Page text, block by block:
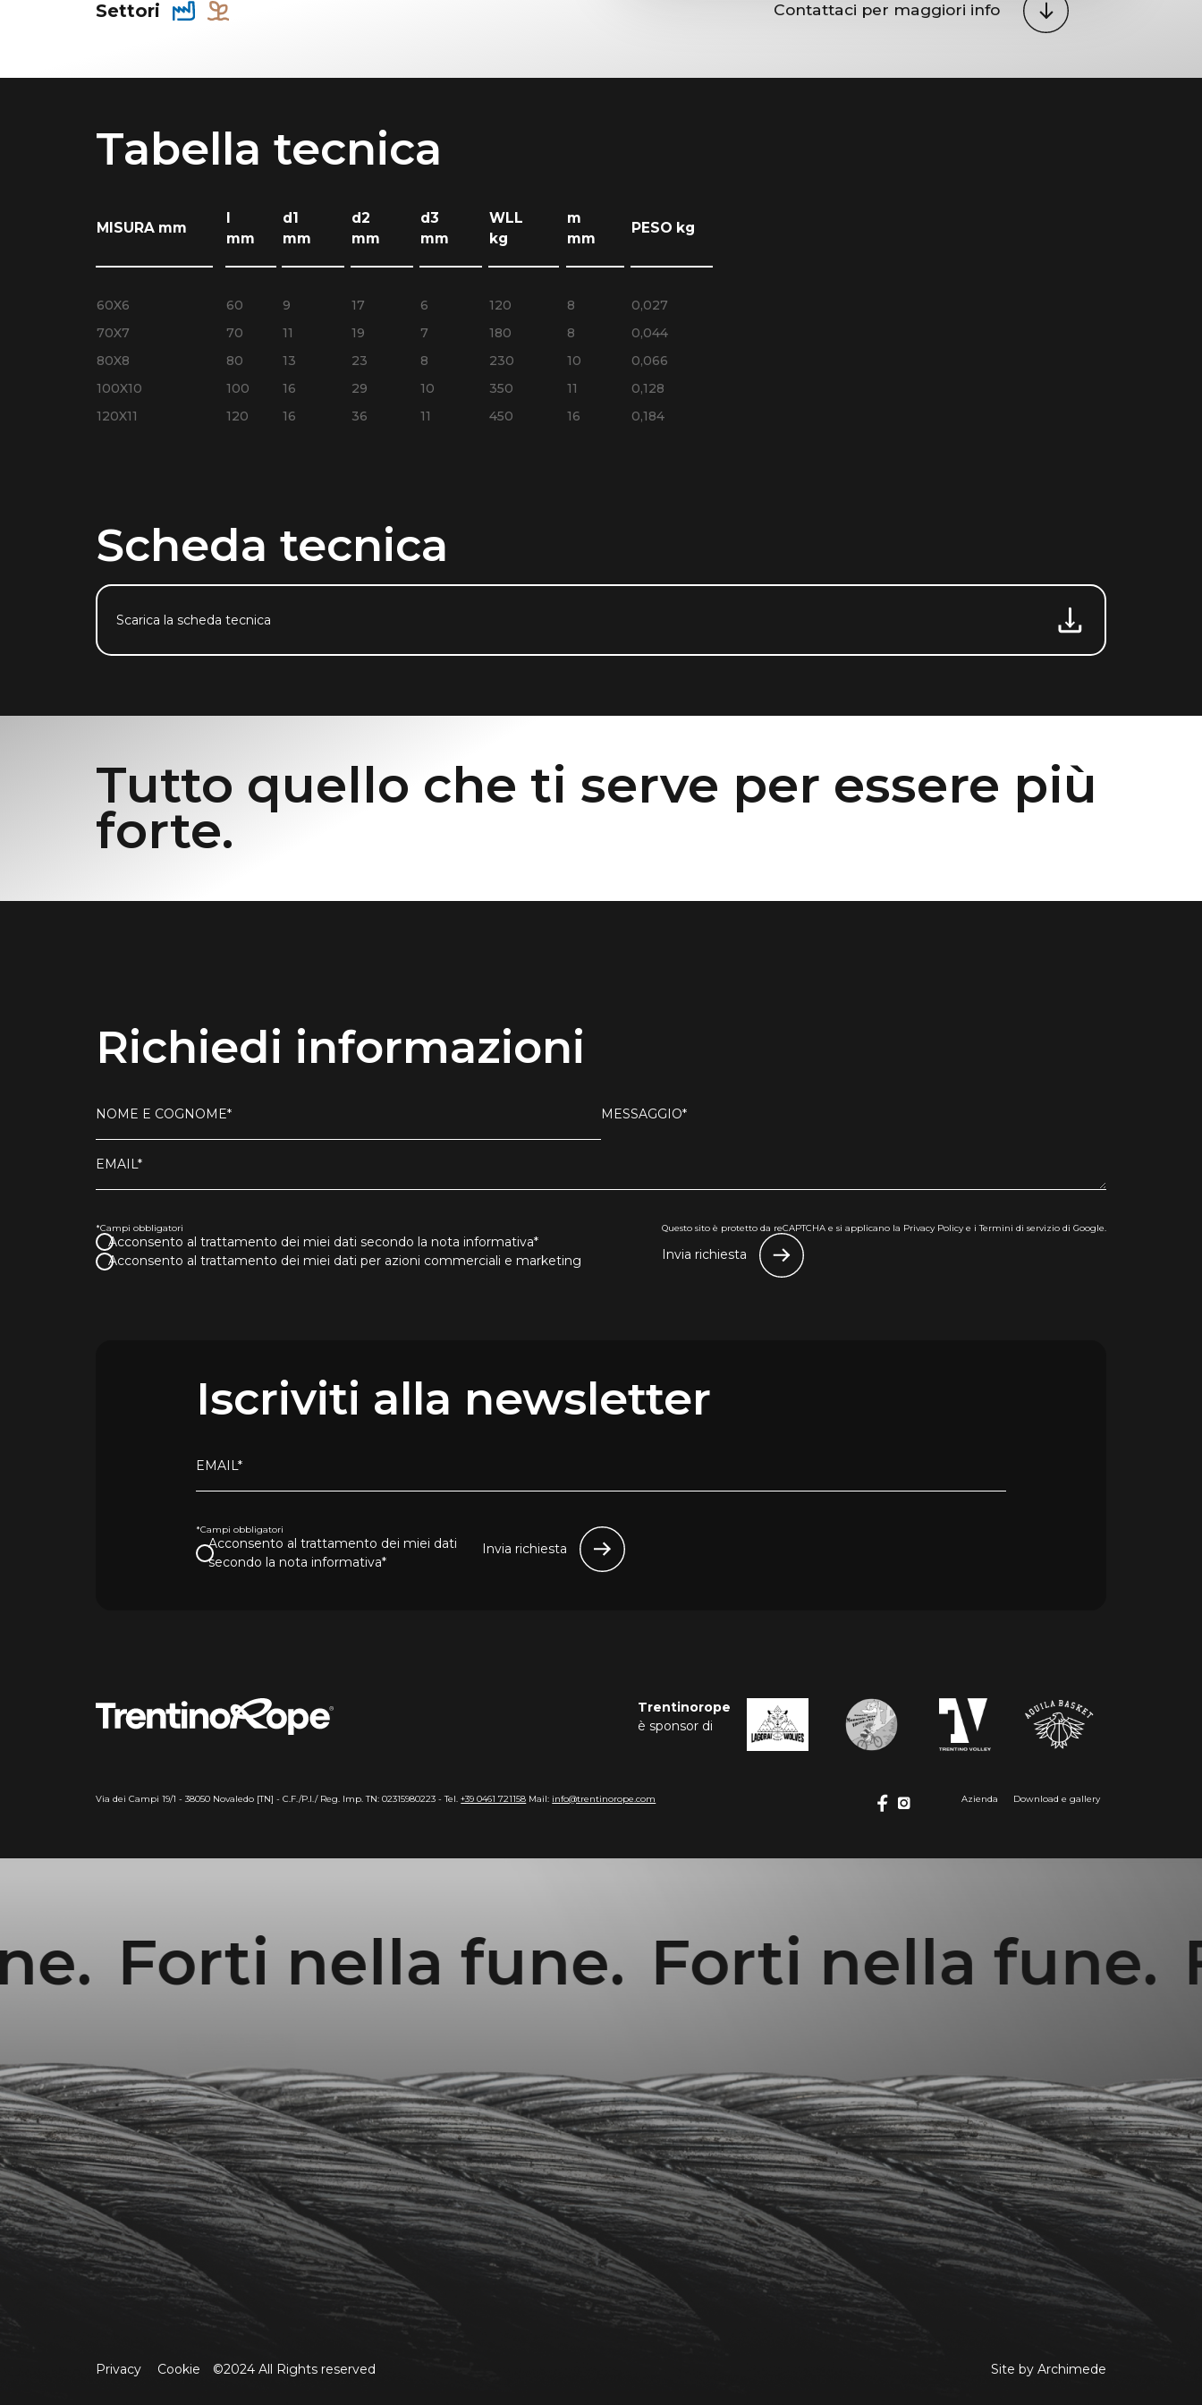
Settori Contattaci per maggiori info
Tabella tecnica
MISURA mm
l
mm
d1
mm
d2
mm
d3
mm
WLL
kg
m
mm
PESO kg
60X6 60 9 17 6 120 8
0,027
70X7
70 11 19 7 180 8
0,044
80X8
80 13 23 8 230 10
0,066
100X10
100 16 29 10 350 11
0,128
120X11
120 16 36 11 450 16 0,184
Scheda tecnica
Scarica la scheda tecnica
Tutto quello che ti serve per essere più
forte.
Richiedi informazioni
NOME E COGNOME*
EMAIL*
MESSAGGIO*
*Campi obbligatori
Acconsento al trattamento dei miei dati secondo la nota informativa*
Acconsento al trattamento dei miei dati per azioni commerciali e marketing
Questo sito è protetto da reCAPTCHA e si applicano la Privacy Policy e i Termini di servizio di Google.
Invia richiesta
Iscriviti alla newsletter
EMAIL*
*Campi obbligatori
Acconsento al trattamento dei miei dati
secondo la nota informativa*
Invia richiesta
Trentinorope
è sponsor di
Via dei Campi 19/1 - 38050 Novaledo [TN] - C.F./P.I./ Reg. Imp. TN: 02315980223 - Tel.+39 0461 721158 Mail: info@trentinorope.com Azienda Download e gallery
nella fune. Forti nella fune.
Privacy Cookie ©2024 All Rights reserved Site by Archimede